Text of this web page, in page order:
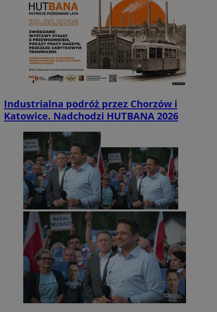
Industrialna podróż przez Chorzów i
Katowice. Nadchodzi HUTBANA 2026